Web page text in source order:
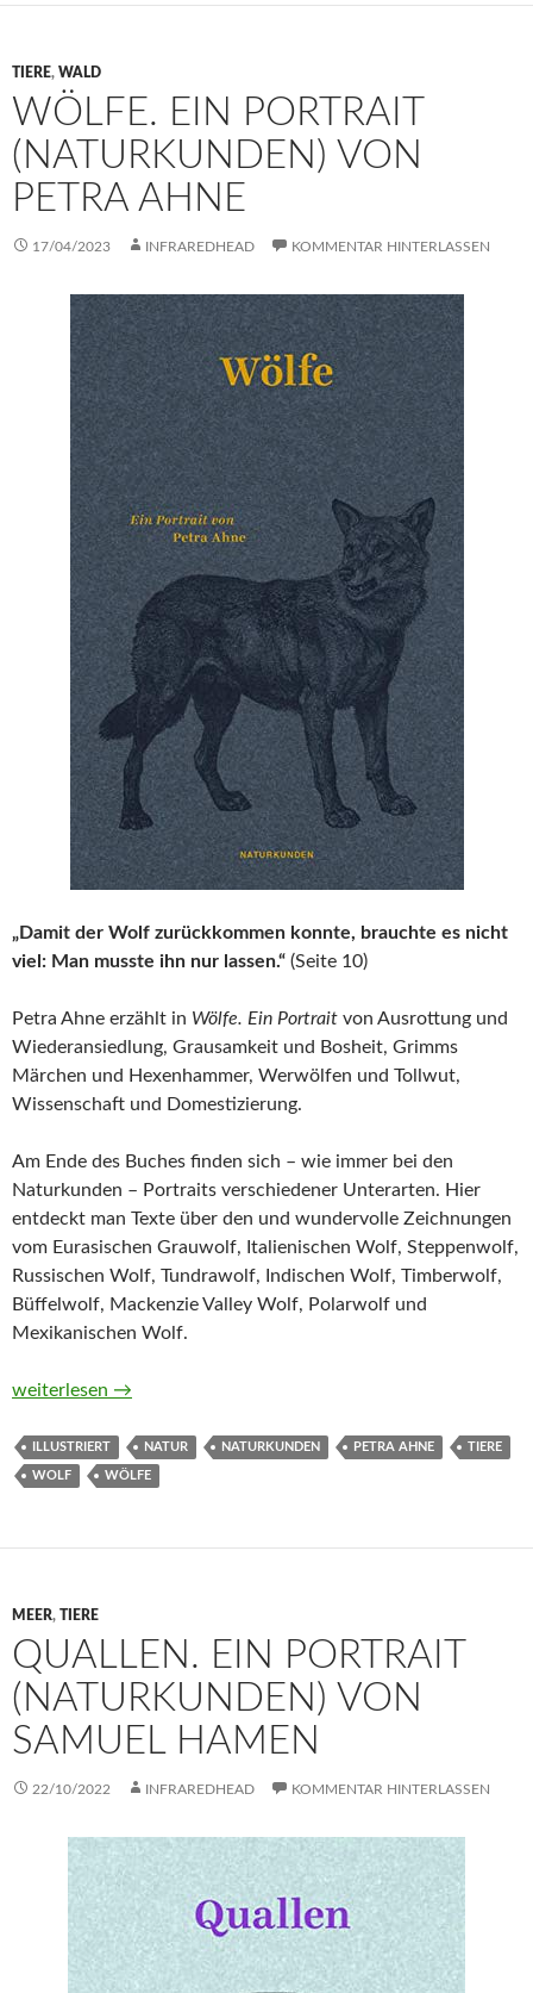
TIERE, WALD
WÖLFE. EIN PORTRAIT
(NATURKUNDEN) VON
PETRA AHNE
17/04/2023 INFRAREDHEAD KOMMENTAR HINTERLASSEN
„Damit der Wolf zurückkommen konnte, brauchte es nicht
viel: Man musste ihn nur lassen.“ (Seite 10)
Petra Ahne erzählt in Wölfe. Ein Portrait von Ausrottung und
Wiederansiedlung, Grausamkeit und Bosheit, Grimms
Märchen und Hexenhammer, Werwölfen und Tollwut,
Wissenschaft und Domestizierung.
Am Ende des Buches finden sich – wie immer bei den
Naturkunden – Portraits verschiedener Unterarten. Hier
entdeckt man Texte über den und wundervolle Zeichnungen
vom Eurasischen Grauwolf, Italienischen Wolf, Steppenwolf,
Russischen Wolf, Tundrawolf, Indischen Wolf, Timberwolf,
Büffelwolf, Mackenzie Valley Wolf, Polarwolf und
Mexikanischen Wolf.
Wölfe. Ein Portrait (Naturkunden) von Petra Ahne
weiterlesen →
ILLUSTRIERT NATUR NATURKUNDEN PETRA AHNE TIERE
WOLF WÖLFE
MEER, TIERE
QUALLEN. EIN PORTRAIT
(NATURKUNDEN) VON
SAMUEL HAMEN
22/10/2022 INFRAREDHEAD KOMMENTAR HINTERLASSEN